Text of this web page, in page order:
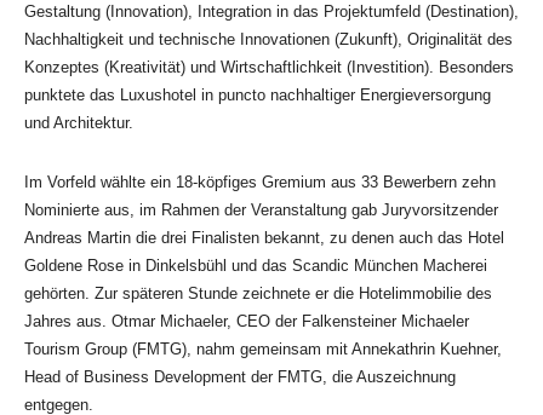
Gestaltung (Innovation), Integration in das Projektumfeld (Destination),
Nachhaltigkeit und technische Innovationen (Zukunft), Originalität des
Konzeptes (Kreativität) und Wirtschaftlichkeit (Investition). Besonders
punktete das Luxushotel in puncto nachhaltiger Energieversorgung
und Architektur.
Im Vorfeld wählte ein 18-köpfiges Gremium aus 33 Bewerbern zehn
Nominierte aus, im Rahmen der Veranstaltung gab Juryvorsitzender
Andreas Martin die drei Finalisten bekannt, zu denen auch das Hotel
Goldene Rose in Dinkelsbühl und das Scandic München Macherei
gehörten. Zur späteren Stunde zeichnete er die Hotelimmobilie des
Jahres aus. Otmar Michaeler, CEO der Falkensteiner Michaeler
Tourism Group (FMTG), nahm gemeinsam mit Annekathrin Kuehner,
Head of Business Development der FMTG, die Auszeichnung
entgegen.